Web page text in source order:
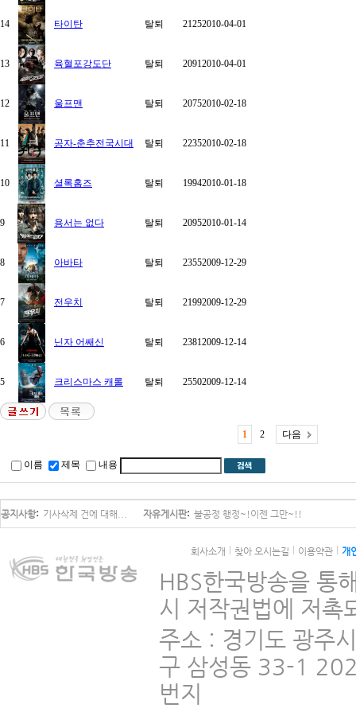
14 타이탄 탈퇴 21252010-04-01
13 육혈포강도단 탈퇴 20912010-04-01
12 울프맨 탈퇴 20752010-02-18
11 공자-춘추전국시대 탈퇴 22352010-02-18
10 셜록홈즈 탈퇴 19942010-01-18
9 용서는 없다 탈퇴 20952010-01-14
8 아바타 탈퇴 23552009-12-29
7 전우치 탈퇴 21992009-12-29
6 닌자 어쌔신 탈퇴 23812009-12-14
5 크리스마스 캐롤 탈퇴 25502009-12-14
1 2 다음
이름 제목 내용
공지사항 기사삭제 건에 대해... 자유게시판 불공정 행정~!이젠 그만~!!
회사소개 찾아 오시는길 이용약관 개
HBS한국방송을 통
시 저작권법에 저촉
주소 : 경기도 광주
구 삼성동 33-1
번지